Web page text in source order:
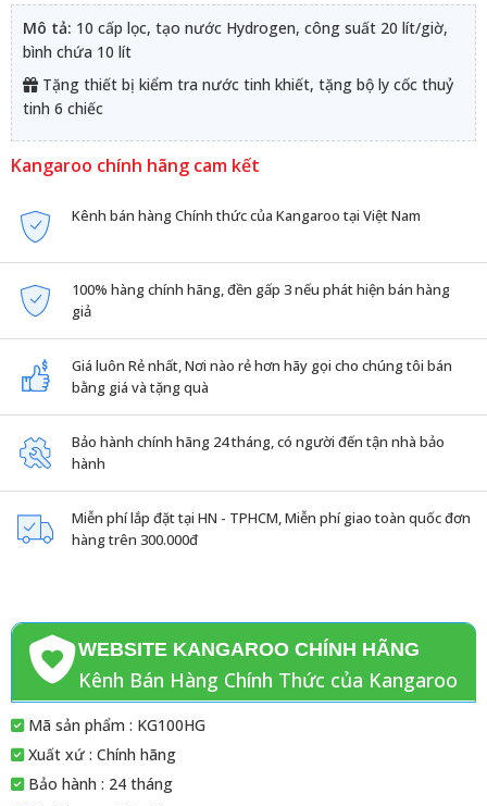
Mô tả: 10 cấp lọc, tạo nước Hydrogen, công suất 20 lít/giờ,
bình chứa 10 lít
Tặng thiết bị kiểm tra nước tinh khiết, tặng bộ ly cốc thuỷ
tinh 6 chiếc
Kangaroo chính hãng cam kết
Kênh bán hàng Chính thức của Kangaroo tại Việt Nam
100% hàng chính hãng, đền gấp 3 nếu phát hiện bán hàng
giả
Giá luôn Rẻ nhất, Nơi nào rẻ hơn hãy gọi cho chúng tôi bán
bằng giá và tặng quà
Bảo hành chính hãng 24 tháng, có người đến tận nhà bảo
hành
Miễn phí lắp đặt tại HN - TPHCM, Miễn phí giao toàn quốc đơn
hàng trên 300.000đ
WEBSITE KANGAROO CHÍNH HÃNG
Kênh Bán Hàng Chính Thức của Kangaroo
Mã sản phẩm : KG100HG
Xuất xứ : Chính hãng
Bảo hành : 24 tháng